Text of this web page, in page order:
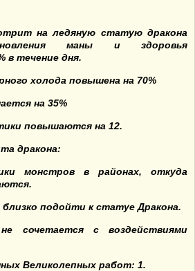
на ледяную статую дракона
маны и здоровья
в течение дня.
холода повышена на 70%
на 35%
повышаются на 12.
дракона:
монстров в районах, откуда
подойти к статуе Дракона.
сочетается с воздействиями
Великолепных работ: 1.